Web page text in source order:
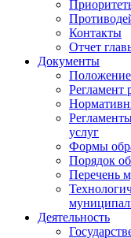
Контакты
Отчет
Документы
Регламент
услуг
Формы
Порядок
Перечень
Деятельность